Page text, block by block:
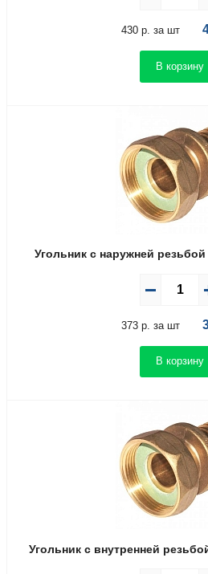
430 р. за шт
В корзину
Угольник с наружней резьбой
373 р. за шт
В корзину
Угольник с внутренней